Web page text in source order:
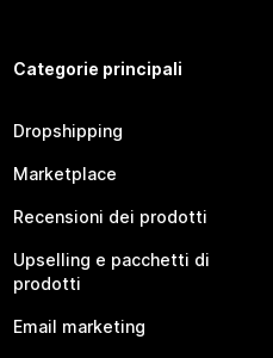
Categorie principali
Dropshipping
Marketplace
Recensioni dei prodotti
Upselling e pacchetti di
prodotti
Email marketing